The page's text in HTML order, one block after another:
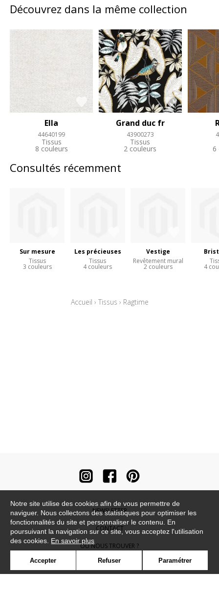
Découvrez dans la même collection
Ella
44640199
Tissus
8 couleurs
Grand duc fr
43900273
Tissus
2 couleurs 6
Consultés récemment
Sur mesure
Tissus
3 couleurs
Les précieuses
Tissus
4 couleurs
Vestige
Revêtement mural
2 couleurs 4
Accueil › Tissus › Ragtime
NEWSLETTER
CONTACT
OÙ NOUS TROUVER ?
CONTRACT
Notre site utilise des cookies afin de vous permettre de
naviguer. Nous collectons des statistiques pour optimiser les
fonctionnalités du site et personnaliser le contenu. En
poursuivant la navigation sur ce site, vous acceptez l'utilisation
des cookies. En savoir plus
Accepter Refuser Paramétrer